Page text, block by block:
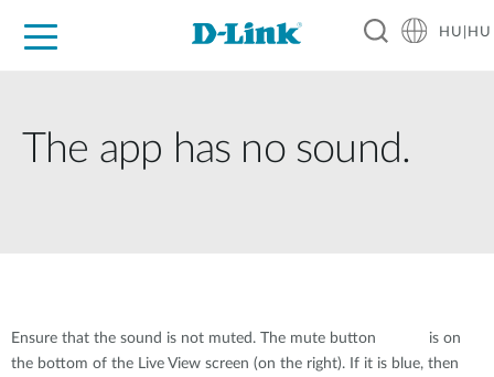
HU|HU
The app has no sound.
Ensure that the sound is not muted. The mute button
is on
the bottom of the Live View screen (on the right). If it is blue, then